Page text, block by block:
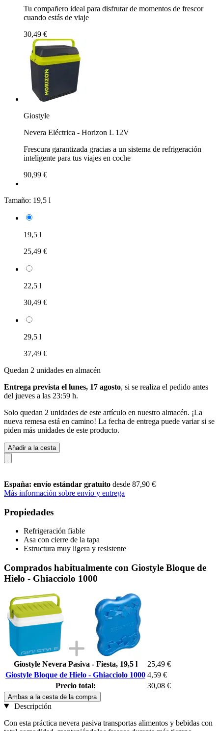
Tu compañero ideal para disfrutar de momentos de frescor
cuando estás de viaje
30,49 €
Giostyle
Nevera Eléctrica - Horizon L 12V
Frescura garantizada gracias a un sistema de refrigeración
inteligente para tus viajes en coche
90,99 €
Tamaño: 19,5 l
19,5 l
25,49 €
22,5 l
30,49 €
29,5 l
37,49 €
Quedan 2 unidades en almacén
Entrega prevista el lunes, 17 agosto, si se realiza el pedido antes
del jueves a las 23:59 h.
Solo quedan 2 unidades de este artículo en nuestro almacén. ¡La
nueva remesa está en camino! La fecha de entrega puede variar si se
piden más unidades de este producto.
Añadir a la cesta
España: envío estándar gratuito desde 87,90 €
Más información sobre envío y entrega
Propiedades
Refrigeración fiable
Asa con cierre de la tapa
Estructura muy ligera y resistente
Comprados habitualmente con Giostyle Bloque de
Hielo - Ghiacciolo 1000
Giostyle Nevera Pasiva - Fiesta, 19,5 l
25,49 €
Giostyle Bloque de Hielo - Ghiacciolo 1000 4,59 €
Precio total:
30,08 €
Ambas a la cesta de la compra
Descripción
Con esta práctica nevera pasiva transportas alimentos y bebidas con